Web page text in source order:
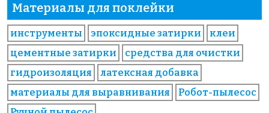
Материалы для поклейки
инструменты эпоксидные затирки
клеи
цементные затирки
средства для очистки
гидроизоляция
латексная добавка
материалы для выравнивания
Робот-пылесос